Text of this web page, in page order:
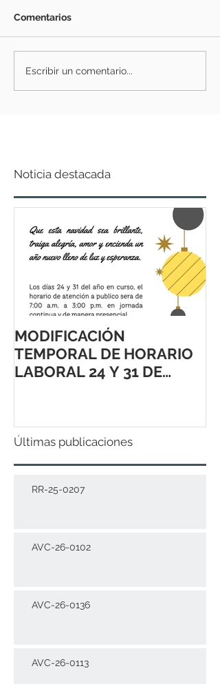
Comentarios
Escribir un comentario...
Noticia destacada
MODIFICACIÓN
TEMPORAL DE HORARIO
LABORAL 24 Y 31 DE
Últimas publicaciones
RR-25-0207
AVC-26-0102
AVC-26-0136
AVC-26-0113